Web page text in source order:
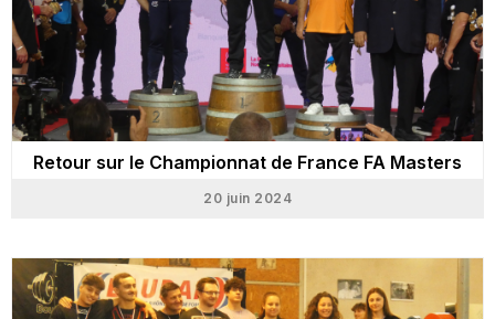
Retour sur le Championnat de France FA Masters
20 juin 2024